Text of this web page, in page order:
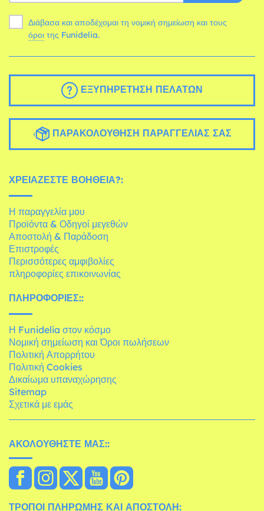
Διάβασα και αποδέχομαι τη νομική σημείωση και τους
όροι της Funidelia.
ΕΞΥΠΗΡΈΤΗΣΗ ΠΕΛΑΤΏΝ
ΠΑΡΑΚΟΛΟΎΘΗΣΗ ΠΑΡΑΓΓΕΛΊΑΣ ΣΑΣ
ΧΡΕΙΆΖΕΣΤΕ ΒΟΉΘΕΙΑ?:
Η παραγγελία μου
Προϊόντα & Οδηγοί μεγεθών
Αποστολή & Παράδοση
Επιστροφές
Περισσότερες αμφιβολίες
πληροφορίες επικοινωνίας
ΠΛΗΡΟΦΟΡΊΕΣ::
Η Funidelia στον κόσμο
Νομική σημείωση και Όροι πωλήσεων
Πολιτική Απορρήτου
Πολιτική Cookies
Δικαίωμα υπαναχώρησης
Sitemap
Σχετικά με εμάς
ΑΚΟΛΟΥΘΉΣΤΕ ΜΑΣ::
ΤΡΌΠΟΙ ΠΛΗΡΩΜΉΣ ΚΑΙ ΑΠΟΣΤΟΛΉ: